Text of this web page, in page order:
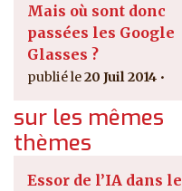
Mais où sont donc
passées les Google
Glasses ?
20 Juil 2014
sur les mêmes
thèmes
Essor de l’IA dans le